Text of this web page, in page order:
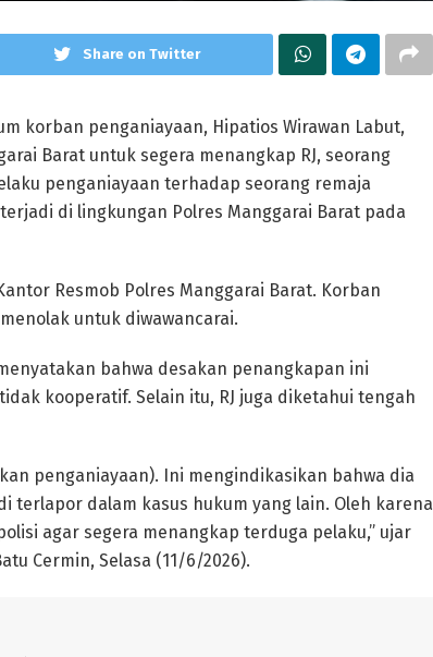
Share on Twitter
korban penganiayaan, Hipatios Wirawan Labut,
Barat untuk segera menangkap RJ, seorang
penganiayaan terhadap seorang remaja
di lingkungan Polres Manggarai Barat pada
Resmob Polres Manggarai Barat. Korban
untuk diwawancarai.
bahwa desakan penangkapan ini
kooperatif. Selain itu, RJ juga diketahui tengah
penganiayaan). Ini mengindikasikan bahwa dia
terlapor dalam kasus hukum yang lain. Oleh karena
agar segera menangkap terduga pelaku,” ujar
Cermin, Selasa (11/6/2026).